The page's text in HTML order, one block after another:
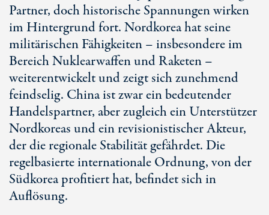
Partner, doch historische Spannungen wirken
im Hintergrund fort. Nordkorea hat seine
militärischen Fähigkeiten – insbesondere im
Bereich Nuklearwaffen und Raketen –
weiterentwickelt und zeigt sich zunehmend
feindselig. China ist zwar ein bedeutender
Handelspartner, aber zugleich ein Unterstützer
Nordkoreas und ein revisionistischer Akteur,
der die regionale Stabilität gefährdet. Die
regelbasierte internationale Ordnung, von der
Südkorea profitiert hat, befindet sich in
Auflösung.